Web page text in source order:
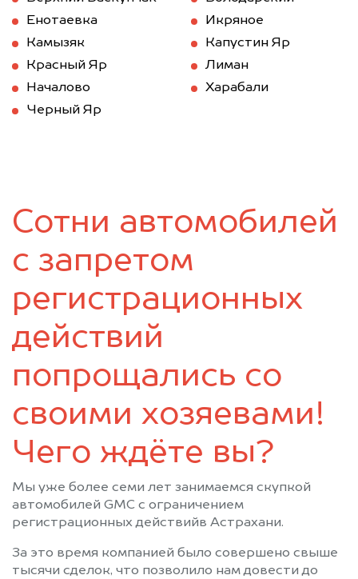
Енотаевка
Икряное
Камызяк
Капустин Яр
Красный Яр
Лиман
Началово
Харабали
Черный Яр
Сотни автомобилей
с запретом
регистрационных
действий
попрощались со
своими хозяевами!
Чего ждёте вы?
Мы уже более семи лет занимаемся скупкой
автомобилей GMC с ограничением
регистрационных действийв Астрахани.
За это время компанией было совершено свыше
тысячи сделок, что позволило нам довести до